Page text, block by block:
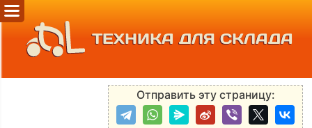
ТЕХНИКА ДЛЯ СКЛАДА
Отправить эту страницу: